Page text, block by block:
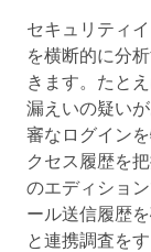
セキュリティ
を横断的に分
きます。たと
漏えいの疑い
審なログイン
クセス履歴を
のエディショ
ール送信履歴
と連携調査を